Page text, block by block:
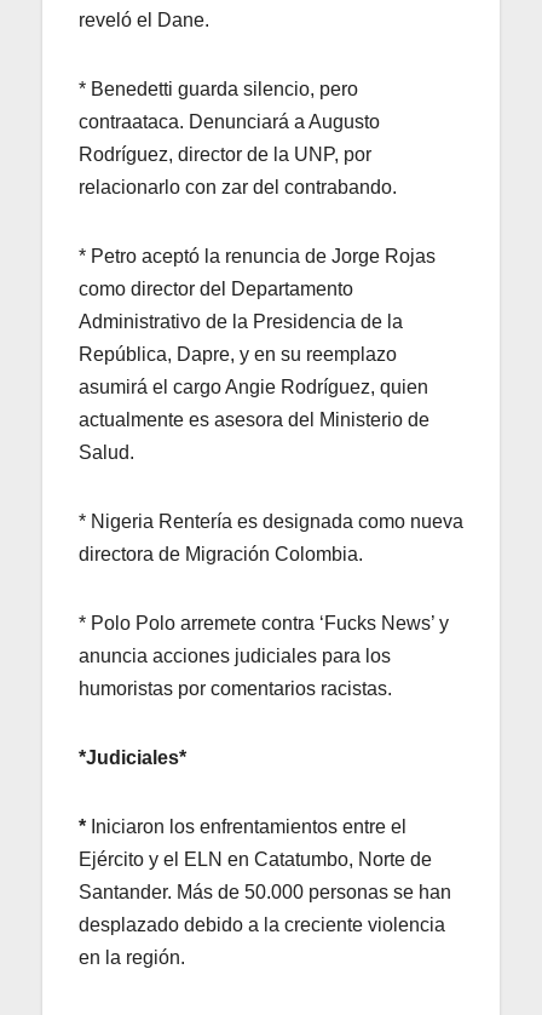
reveló el Dane.
* Benedetti guarda silencio, pero
contraataca. Denunciará a Augusto
Rodríguez, director de la UNP, por
relacionarlo con zar del contrabando.
* Petro aceptó la renuncia de Jorge Rojas
como director del Departamento
Administrativo de la Presidencia de la
República, Dapre, y en su reemplazo
asumirá el cargo Angie Rodríguez, quien
actualmente es asesora del Ministerio de
Salud.
* Nigeria Rentería es designada como nueva
directora de Migración Colombia.
* Polo Polo arremete contra ‘Fucks News’ y
anuncia acciones judiciales para los
humoristas por comentarios racistas.
*Judiciales*
* Iniciaron los enfrentamientos entre el
Ejército y el ELN en Catatumbo, Norte de
Santander. Más de 50.000 personas se han
desplazado debido a la creciente violencia
en la región.